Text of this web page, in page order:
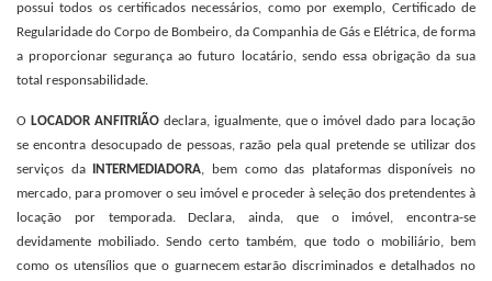
possui todos os certificados necessários, como por exemplo, Certificado de
Regularidade do Corpo de Bombeiro, da Companhia de Gás e Elétrica, de forma
a proporcionar segurança ao futuro locatário, sendo essa obrigação da sua
total responsabilidade.
O LOCADOR ANFITRIÃO declara, igualmente, que o imóvel dado para locação
se encontra desocupado de pessoas, razão pela qual pretende se utilizar dos
serviços da
INTERMEDIADORA, bem como das plataformas disponíveis no
mercado, para promover o seu imóvel e proceder à seleção dos pretendentes à
locação por temporada. Declara, ainda, que o imóvel, encontra-se
devidamente mobiliado. Sendo certo também, que todo o mobiliário, bem
como os utensílios que o guarnecem estarão discriminados e detalhados no